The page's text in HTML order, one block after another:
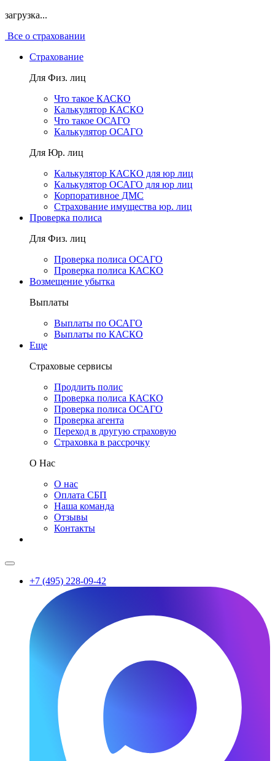
загрузка...
Все о страховании
Страхование
Для Физ. лиц
Что такое КАСКО
Калькулятор КАСКО
Что такое ОСАГО
Калькулятор ОСАГО
Для Юр. лиц
Калькулятор КАСКО для юр лиц
Калькулятор ОСАГО для юр лиц
Корпоративное ДМС
Страхование имущества юр. лиц
Проверка полиса
Для Физ. лиц
Проверка полиса ОСАГО
Проверка полиса КАСКО
Возмещение убытка
Выплаты
Выплаты по ОСАГО
Выплаты по КАСКО
Еще
Страховые сервисы
Продлить полис
Проверка полиса КАСКО
Проверка полиса ОСАГО
Проверка агента
Переход в другую страховую
Страховка в рассрочку
О Нас
О нас
Оплата СБП
Наша команда
Отзывы
Контакты
+7 (495) 228-09-42